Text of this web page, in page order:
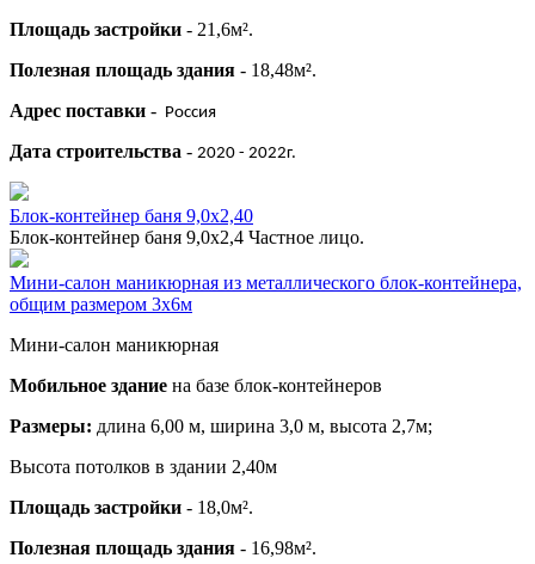
Площадь застройки - 21,6м².
Полезная площадь здания - 18,48м².
Адрес поставки - Россия
Дата строительства - 2020 - 2022г.
Блок-контейнер баня 9,0х2,40
Блок-контейнер баня 9,0х2,4 Частное лицо.
Мини-салон маникюрная из металлического блок-контейнера,
общим размером 3х6м
Мини-салон маникюрная
Мобильное здание на базе блок-контейнеров
Размеры: длина 6,00 м, ширина 3,0 м, высота 2,7м;
Высота потолков в здании 2,40м
Площадь застройки - 18,0м².
Полезная площадь здания - 16,98м².